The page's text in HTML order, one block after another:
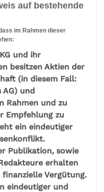
auf bestehende
im Rahmen dieser
und ihr
besitzen Aktien der
(in diesem Fall:
AG) und
Rahmen und zu
Empfehlung zu
ein eindeutiger
Publikation, sowie
erhalten
Vergütung.
eindeutiger und